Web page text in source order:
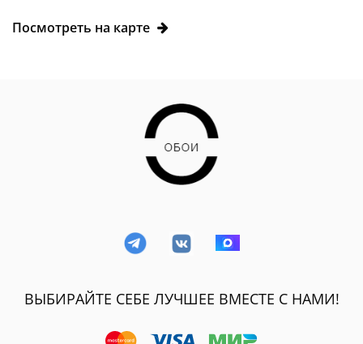
Посмотреть на карте
ВЫБИРАЙТЕ СЕБЕ ЛУЧШЕЕ ВМЕСТЕ С НАМИ!